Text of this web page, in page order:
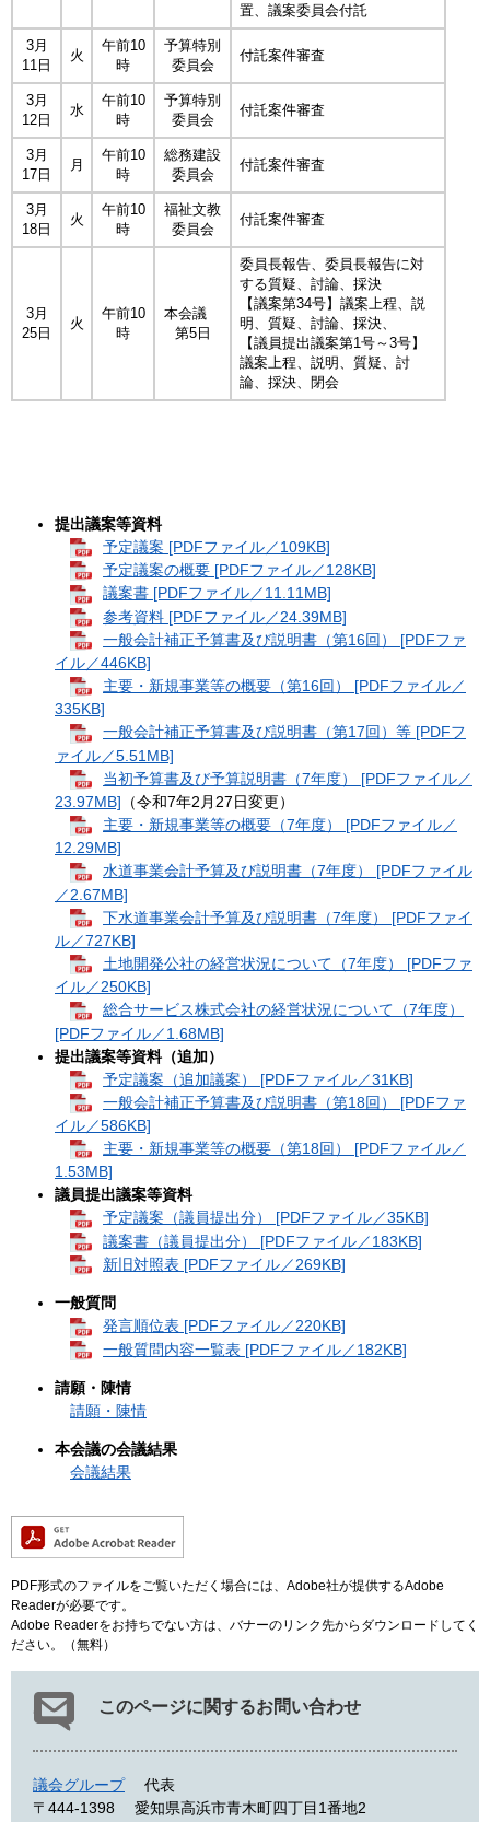
置、議案委員会付託
3月
11日
火
午前10
時
予算特別
委員会
付託案件審査
3月
12日
水
午前10
時
予算特別
委員会
付託案件審査
3月
17日
月
午前10
時
総務建設
委員会
付託案件審査
3月
18日
火
午前10
時
福祉文教
委員会
付託案件審査
3月
25日
火
午前10
時
本会議
第5日
委員長報告、委員長報告に対
する質疑、討論、採決
【議案第34号】議案上程、説
明、質疑、討論、採決、
【議員提出議案第1号～3号】
議案上程、説明、質疑、討
論、採決、閉会
提出議案等資料
予定議案 [PDFファイル／109KB]
予定議案の概要 [PDFファイル／128KB]
議案書 [PDFファイル／11.11MB]
参考資料 [PDFファイル／24.39MB]
一般会計補正予算書及び説明書（第16回） [PDFファ
イル／446KB]
主要・新規事業等の概要（第16回） [PDFファイル／
335KB]
一般会計補正予算書及び説明書（第17回）等 [PDFフ
ァイル／5.51MB]
当初予算書及び予算説明書（7年度） [PDFファイル／
23.97MB] （令和7年2月27日変更）
主要・新規事業等の概要（7年度） [PDFファイル／
12.29MB]
水道事業会計予算及び説明書（7年度） [PDFファイル
／2.67MB]
下水道事業会計予算及び説明書（7年度） [PDFファイ
ル／727KB]
土地開発公社の経営状況について（7年度） [PDFファ
イル／250KB]
総合サービス株式会社の経営状況について（7年度）
[PDFファイル／1.68MB]
提出議案等資料（追加）
予定議案（追加議案） [PDFファイル／31KB]
一般会計補正予算書及び説明書（第18回） [PDFファ
イル／586KB]
主要・新規事業等の概要（第18回） [PDFファイル／
1.53MB]
議員提出議案等資料
予定議案（議員提出分） [PDFファイル／35KB]
議案書（議員提出分） [PDFファイル／183KB]
新旧対照表 [PDFファイル／269KB]
一般質問
発言順位表 [PDFファイル／220KB]
一般質問内容一覧表 [PDFファイル／182KB]
請願・陳情
請願・陳情
本会議の会議結果
会議結果
PDF形式のファイルをご覧いただく場合には、Adobe社が提供するAdobe
Readerが必要です。
Adobe Readerをお持ちでない方は、バナーのリンク先からダウンロードしてく
ださい。（無料）
このページに関するお問い合わせ
議会グループ
代表
〒444-1398
愛知県高浜市青木町四丁目1番地2